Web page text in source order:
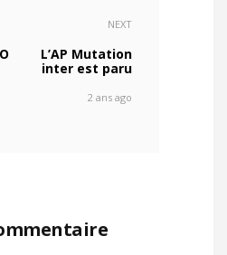
NEXT
L’AP Mutation
inter est paru
2 ans ago